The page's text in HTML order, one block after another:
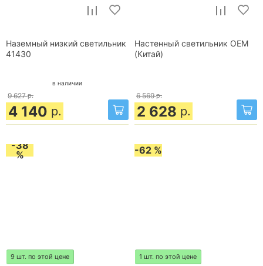
Наземный низкий светильник
41430
в наличии
9 627 р.
4 140 р.
Настенный светильник OEM
(Китай)
6 569 р.
2 628 р.
-38
%
9 шт. по этой цене
-62 %
1 шт. по этой цене